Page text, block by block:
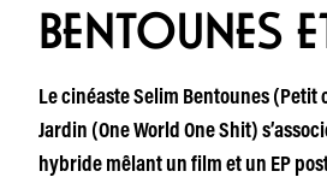
BENTOUNES
Le cinéaste Selim Bentounes
Jardin (One World One Shit)
hybride mêlant un film et un EP